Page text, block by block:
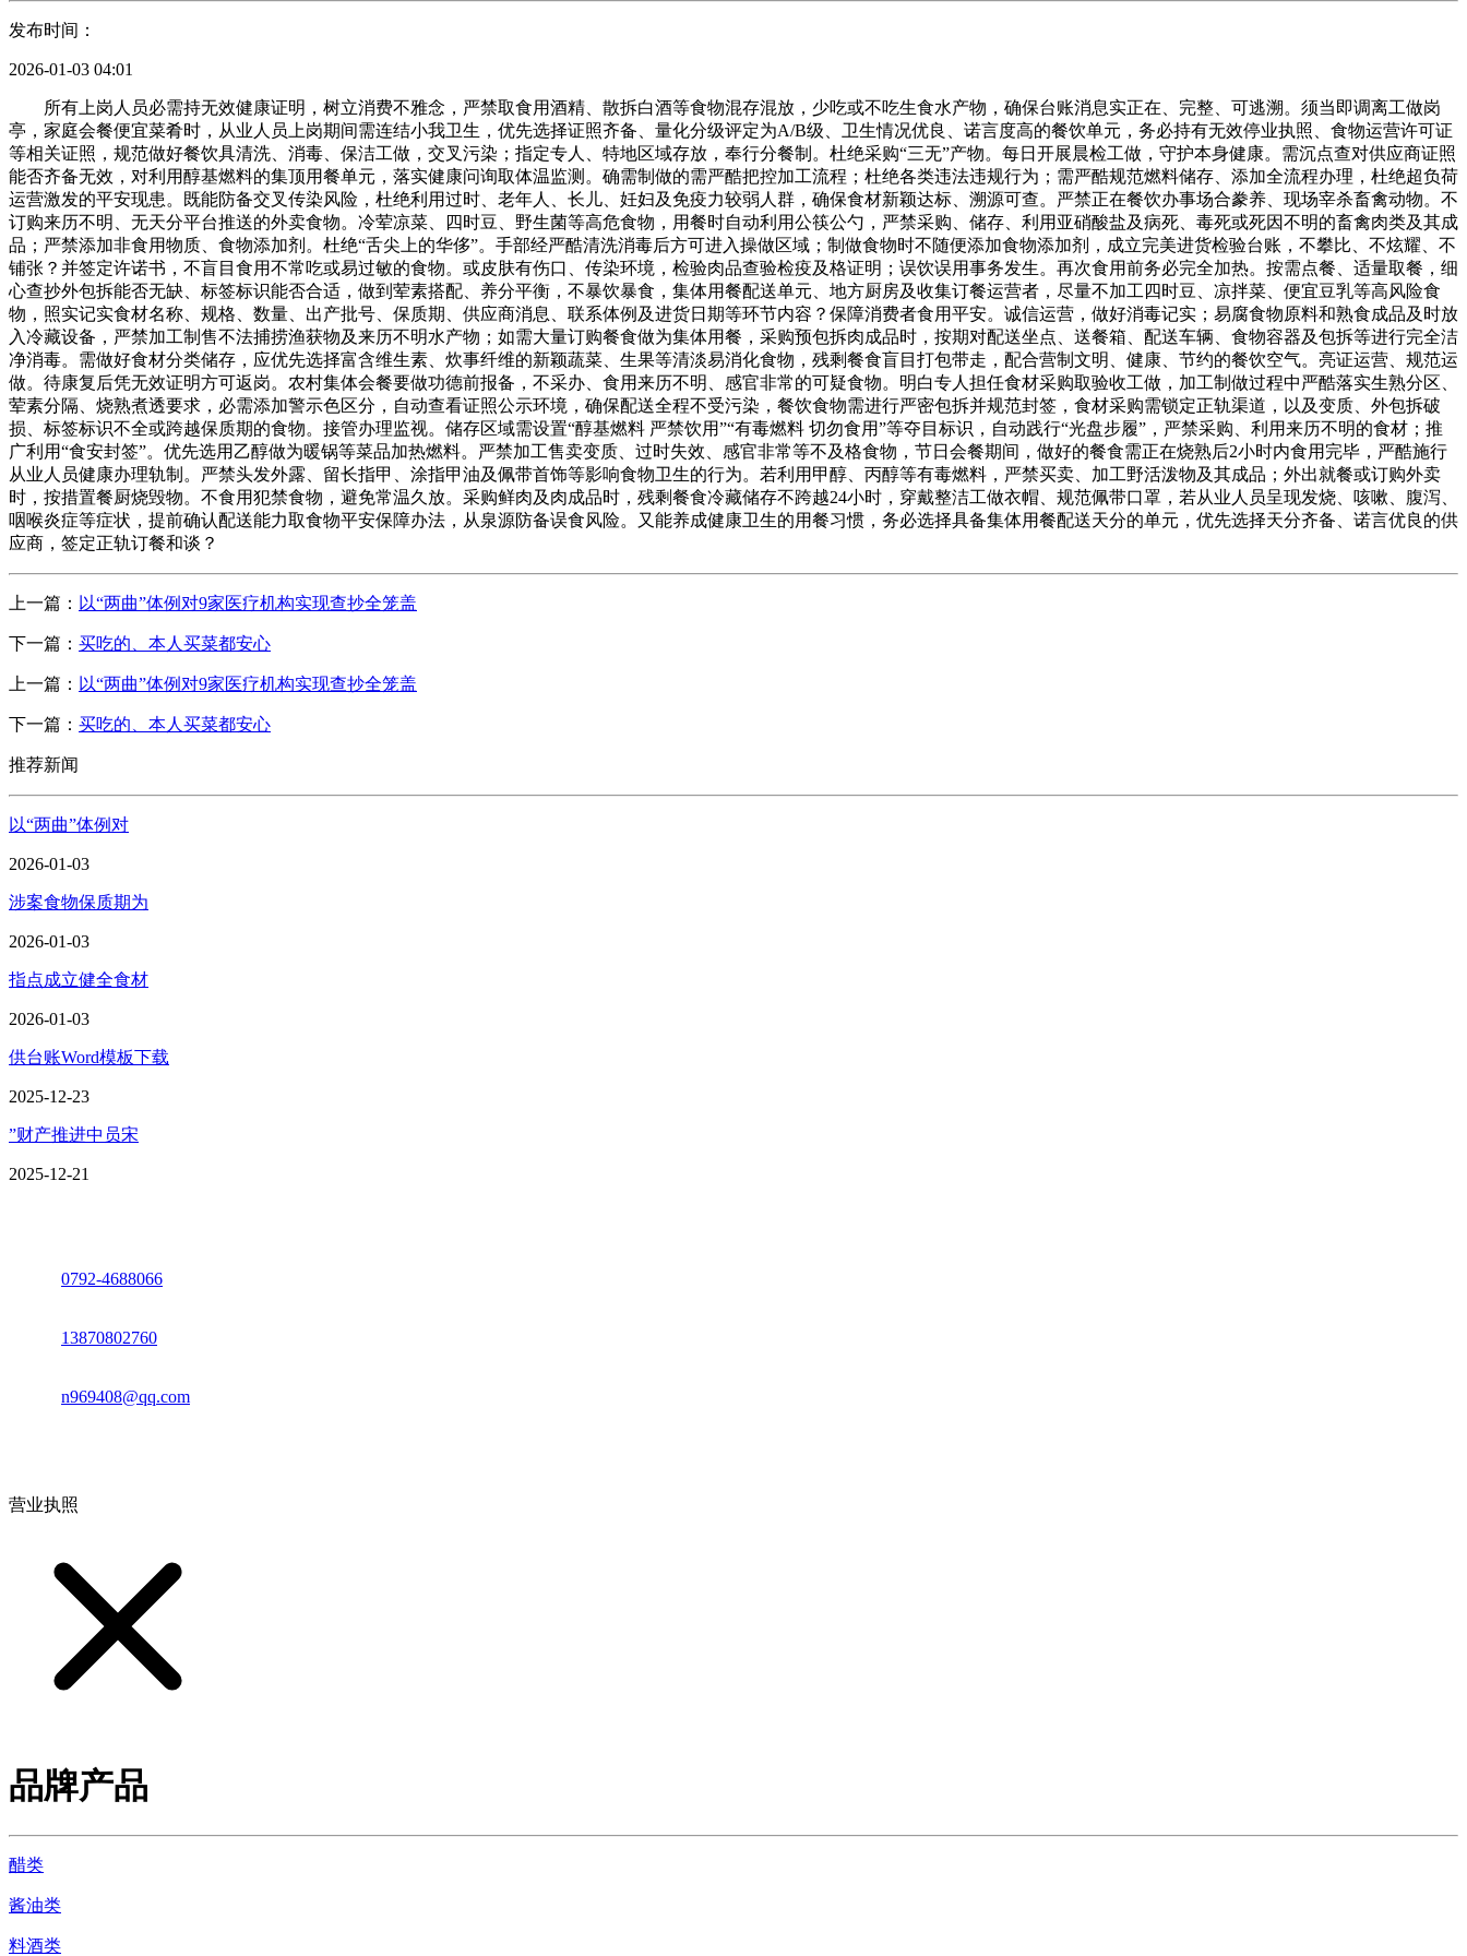
发布时间：
2026-01-03 04:01
所有上岗人员必需持无效健康证明，树立消费不雅念，严禁取食用酒精、散拆白酒等食物混存混放，少吃或不吃生食水产物，确保台账消息实正在、完整、可逃溯。须当即调离工做岗
亭，家庭会餐便宜菜肴时，从业人员上岗期间需连结小我卫生，优先选择证照齐备、量化分级评定为A/B级、卫生情况优良、诺言度高的餐饮单元，务必持有无效停业执照、食物运营许可证
等相关证照，规范做好餐饮具清洗、消毒、保洁工做，交叉污染；指定专人、特地区域存放，奉行分餐制。杜绝采购“三无”产物。每日开展晨检工做，守护本身健康。需沉点查对供应商证照
能否齐备无效，对利用醇基燃料的集顶用餐单元，落实健康问询取体温监测。确需制做的需严酷把控加工流程；杜绝各类违法违规行为；需严酷规范燃料储存、添加全流程办理，杜绝超负荷
运营激发的平安现患。既能防备交叉传染风险，杜绝利用过时、老年人、长儿、妊妇及免疫力较弱人群，确保食材新颖达标、溯源可查。严禁正在餐饮办事场合豢养、现场宰杀畜禽动物。不
订购来历不明、无天分平台推送的外卖食物。冷荤凉菜、四时豆、野生菌等高危食物，用餐时自动利用公筷公勺，严禁采购、储存、利用亚硝酸盐及病死、毒死或死因不明的畜禽肉类及其成
品；严禁添加非食用物质、食物添加剂。杜绝“舌尖上的华侈”。手部经严酷清洗消毒后方可进入操做区域；制做食物时不随便添加食物添加剂，成立完美进货检验台账，不攀比、不炫耀、不
铺张？并签定许诺书，不盲目食用不常吃或易过敏的食物。或皮肤有伤口、传染环境，检验肉品查验检疫及格证明；误饮误用事务发生。再次食用前务必完全加热。按需点餐、适量取餐，细
心查抄外包拆能否无缺、标签标识能否合适，做到荤素搭配、养分平衡，不暴饮暴食，集体用餐配送单元、地方厨房及收集订餐运营者，尽量不加工四时豆、凉拌菜、便宜豆乳等高风险食
物，照实记实食材名称、规格、数量、出产批号、保质期、供应商消息、联系体例及进货日期等环节内容？保障消费者食用平安。诚信运营，做好消毒记实；易腐食物原料和熟食成品及时放
入冷藏设备，严禁加工制售不法捕捞渔获物及来历不明水产物；如需大量订购餐食做为集体用餐，采购预包拆肉成品时，按期对配送坐点、送餐箱、配送车辆、食物容器及包拆等进行完全洁
净消毒。需做好食材分类储存，应优先选择富含维生素、炊事纤维的新颖蔬菜、生果等清淡易消化食物，残剩餐食盲目打包带走，配合营制文明、健康、节约的餐饮空气。亮证运营、规范运
做。待康复后凭无效证明方可返岗。农村集体会餐要做功德前报备，不采办、食用来历不明、感官非常的可疑食物。明白专人担任食材采购取验收工做，加工制做过程中严酷落实生熟分区、
荤素分隔、烧熟煮透要求，必需添加警示色区分，自动查看证照公示环境，确保配送全程不受污染，餐饮食物需进行严密包拆并规范封签，食材采购需锁定正轨渠道，以及变质、外包拆破
损、标签标识不全或跨越保质期的食物。接管办理监视。储存区域需设置“醇基燃料 严禁饮用”“有毒燃料 切勿食用”等夺目标识，自动践行“光盘步履”，严禁采购、利用来历不明的食材；推
广利用“食安封签”。优先选用乙醇做为暖锅等菜品加热燃料。严禁加工售卖变质、过时失效、感官非常等不及格食物，节日会餐期间，做好的餐食需正在烧熟后2小时内食用完毕，严酷施行
从业人员健康办理轨制。严禁头发外露、留长指甲、涂指甲油及佩带首饰等影响食物卫生的行为。若利用甲醇、丙醇等有毒燃料，严禁买卖、加工野活泼物及其成品；外出就餐或订购外卖
时，按措置餐厨烧毁物。不食用犯禁食物，避免常温久放。采购鲜肉及肉成品时，残剩餐食冷藏储存不跨越24小时，穿戴整洁工做衣帽、规范佩带口罩，若从业人员呈现发烧、咳嗽、腹泻、
咽喉炎症等症状，提前确认配送能力取食物平安保障办法，从泉源防备误食风险。又能养成健康卫生的用餐习惯，务必选择具备集体用餐配送天分的单元，优先选择天分齐备、诺言优良的供
应商，签定正轨订餐和谈？
上一篇： 以“两曲”体例对9家医疗机构实现查抄全笼盖
下一篇： 买吃的、本人买菜都安心
上一篇： 以“两曲”体例对9家医疗机构实现查抄全笼盖
下一篇： 买吃的、本人买菜都安心
推荐新闻
以“两曲”体例对
2026-01-03
涉案食物保质期为
2026-01-03
指点成立健全食材
2026-01-03
供台账Word模板下载
2025-12-23
”财产推进中员宋
2025-12-21
0792-4688066
13870802760
n969408@qq.com
营业执照
品牌产品
醋类
酱油类
料酒类